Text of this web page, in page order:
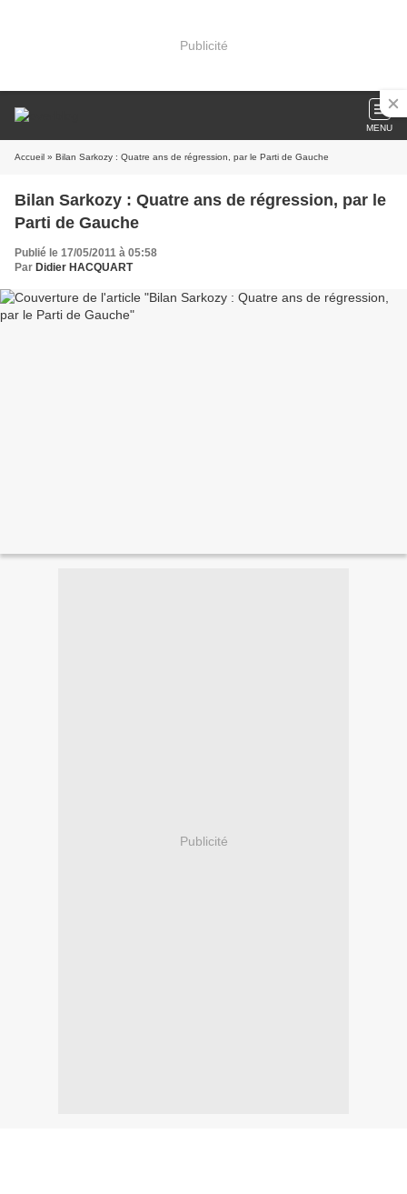
Publicité
MENU
Accueil » Bilan Sarkozy : Quatre ans de régression, par le Parti de Gauche
Bilan Sarkozy : Quatre ans de régression, par le
Parti de Gauche
Publié le 17/05/2011 à 05:58
Par Didier HACQUART
Publicité